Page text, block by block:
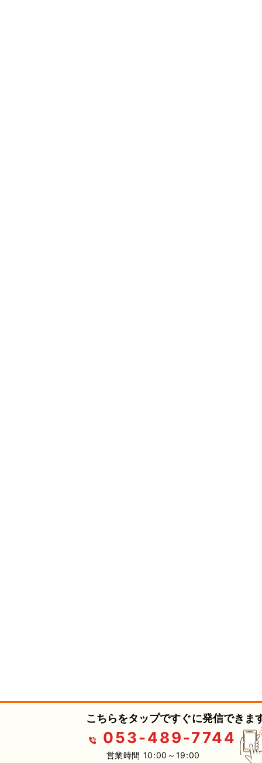
こちらをタップですぐに発信できま
053-489-7744
営業時間 10:00～19:00